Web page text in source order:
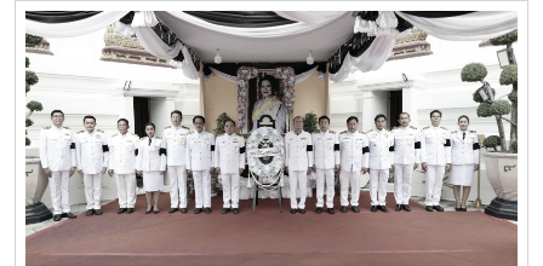
วิทยาศาสตร์ วิจัยและนวัตกรรม เป็นประธานเปิดงาน ณ โรงแรม
เซ็นทารา แกรนด์ แอท เซ็นทรัลพลาซ่าลาดพร้าว กทม.สำหรับ
การประชุม Thai University Presidential Forum 2026 มี
นายดนุพร ปุณณกันต์ ผู้ช่วยรัฐมนตรีประจำกระทรวง อว.
ทพญ.ศรีญาดา ปาลิมาพันธ์ ที่ปรึกษา รมว.อว. ศ.ดร.ศุภชัย
ปทุมนากุล ปลัดกระทรวง อว. ดร.พันธุ์เพิ่มศักดิ์ อารุณี รองปลัด
กระทรวง อว. นางศรินยา สาขากร ผู้ช่วยปลัดกระทรวง อว.
คณะผู้บริหารหน่วยงานในกระทรวง อว. Professor Tan Eng
Chye, President, National University of Singapore